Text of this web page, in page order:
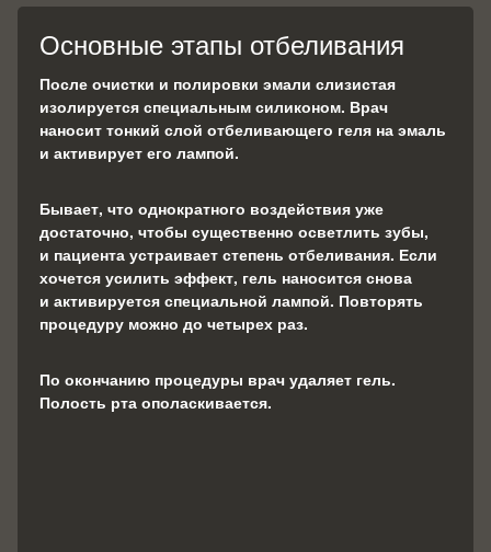
Основные этапы отбеливания
После очистки и полировки эмали слизистая
изолируется специальным силиконом. Врач
наносит тонкий слой отбеливающего геля на эмаль
и активирует его лампой.
Бывает, что однократного воздействия уже
достаточно, чтобы существенно осветлить зубы,
и пациента устраивает степень отбеливания. Если
хочется усилить эффект, гель наносится снова
и активируется специальной лампой. Повторять
процедуру можно до четырех раз.
По окончанию процедуры врач удаляет гель.
Полость рта ополаскивается.